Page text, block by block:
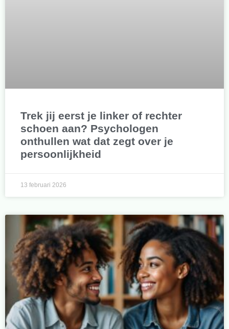
Trek jij eerst je linker of rechter
schoen aan? Psychologen
onthullen wat dat zegt over je
persoonlijkheid
13 februari 2026